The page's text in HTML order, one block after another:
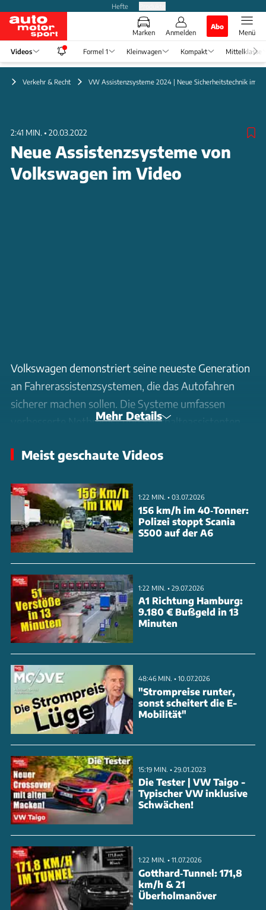
Hefte
Marken Anmelden
Abo
Menü
Videos Formel 1 Kleinwagen Kompakt Mittelklasse
Verkehr & Recht VW Assistenzsysteme 2024 | Neue Sicherheitstechnik im
2:41 MIN. • 20.03.2022
Neue Assistenzsysteme von
Volkswagen im Video
Volkswagen demonstriert seine neueste Generation
an Fahrerassistenzsystemen, die das Autofahren
sicherer machen sollen. Die Systeme umfassen
verbesserte Notbrems- und Spurhalteassistenten
Technik nachweislich hilft, Unfälle zu vermeiden,
verbaute Hightech macht Reparaturen deutlich
teurer. Allein die Ersatzteilpreise stiegen binnen
eines Jahres um fast 10 Prozent. Besonders
kostspielig wird es bei Elektrofahrzeugen - hier
liegen die Reparaturkosten im Schnitt 30 bis 35
Prozent über denen vergleichbarer Verbrenner.
Grund sind vor allem die aufwändige Sensorik und
notwendige Neukalibrierungen nach Reparaturen.
Dennoch überwiegen die Vorteile: Die
Assistenzsysteme reduzieren die Unfallhäufigkei
Mehr Details
Meist geschaute Videos
1:22 MIN. • 03.07.2026
156 km/h im 40‑Tonner:
Polizei stoppt Scania
S500 auf der A6
1:22 MIN. • 29.07.2026
A1 Richtung Hamburg:
9.180 € Bußgeld in 13
Minuten
48:46 MIN. • 10.07.2026
"Strompreise runter,
sonst scheitert die E-
Mobilität"
15:19 MIN. • 29.01.2023
Die Tester | VW Taigo -
Typischer VW inklusive
Schwächen!
1:22 MIN. • 11.07.2026
Gotthard‑Tunnel: 171,8
km/h & 21
Überholmanöver